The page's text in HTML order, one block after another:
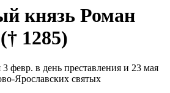
князь Роман
1285)
3 февр. в день преставления и 23 мая
Ярославских святых